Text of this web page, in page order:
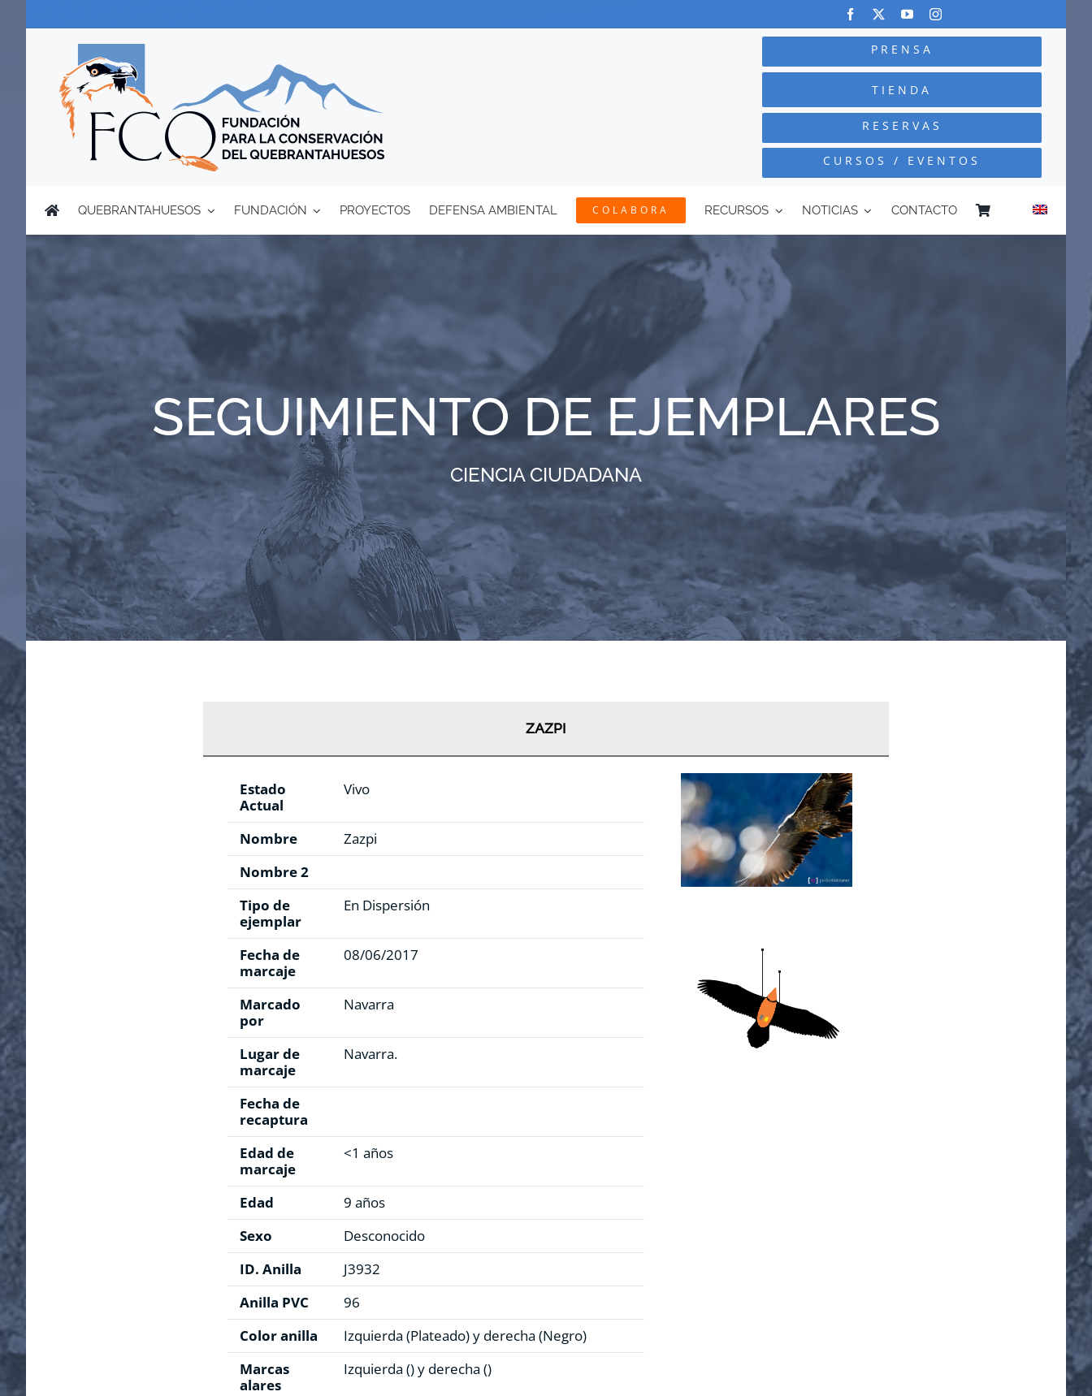
PRENSA
TIENDA
RESERVAS
CURSOS / EVENTOS
QUEBRANTAHUESOS FUNDACIÓN PROYECTOS DEFENSA AMBIENTAL COLABORA RECURSOS NOTICIAS CONTACTO
SEGUIMIENTO DE EJEMPLARES
CIENCIA CIUDADANA
ZAZPI
Estado
Actual
Vivo
Nombre
Zazpi
Nombre 2
Tipo de
ejemplar
En Dispersión
Fecha de
marcaje
08/06/2017
Marcado
por
Navarra
Lugar de
marcaje
Navarra.
Fecha de
recaptura
Edad de
marcaje
<1 años
Edad
9 años
Sexo
Desconocido
ID. Anilla
J3932
Anilla PVC
96
Color anilla
Izquierda (Plateado)y derecha (Negro)
Marcas
alares
Izquierda ()y derecha ()